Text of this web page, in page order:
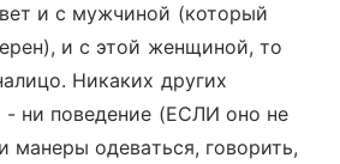
и с мужчиной (который
и с этой женщиной, то
Никаких других
- ни поведение (ЕСЛИ оно не
манеры одеваться, говорить,